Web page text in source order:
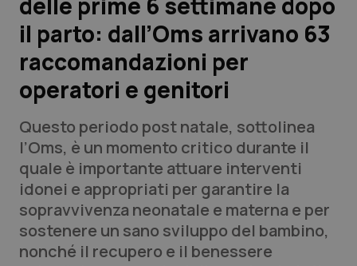
Studi e Analisi
Lettere al direttore
QS Pro
Professionisti Sanitari.AI
Abruzzo
QS Pro Gold
il parto: dall’Oms arrivano 63
raccomandazioni per
operatori e genitori
Questo periodo post natale, sottolinea
l’Oms, è un momento critico durante il
quale è importante attuare interventi
idonei e appropriati per garantire la
sopravvivenza neonatale e materna e per
sostenere un sano sviluppo del bambino,
nonché il recupero e il benessere